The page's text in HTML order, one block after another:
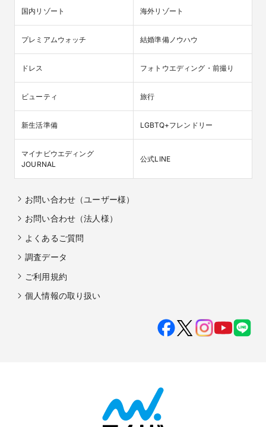
国内リゾート 海外リゾート
プレミアムウォッチ 結婚準備ノウハウ
ドレス フォトウエディング・前撮り
ビューティ 旅行
新生活準備 LGBTQ+フレンドリー
マイナビウエディング
JOURNAL
公式LINE
お問い合わせ（ユーザー様）
お問い合わせ（法人様）
よくあるご質問
調査データ
ご利用規約
個人情報の取り扱い